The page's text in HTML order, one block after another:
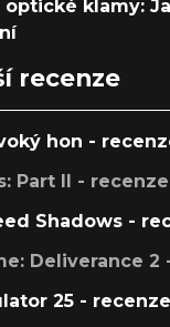
optické klamy:
recenze
hon -
Part II - recenze
Shadows -
Deliverance 2
25 - recenze